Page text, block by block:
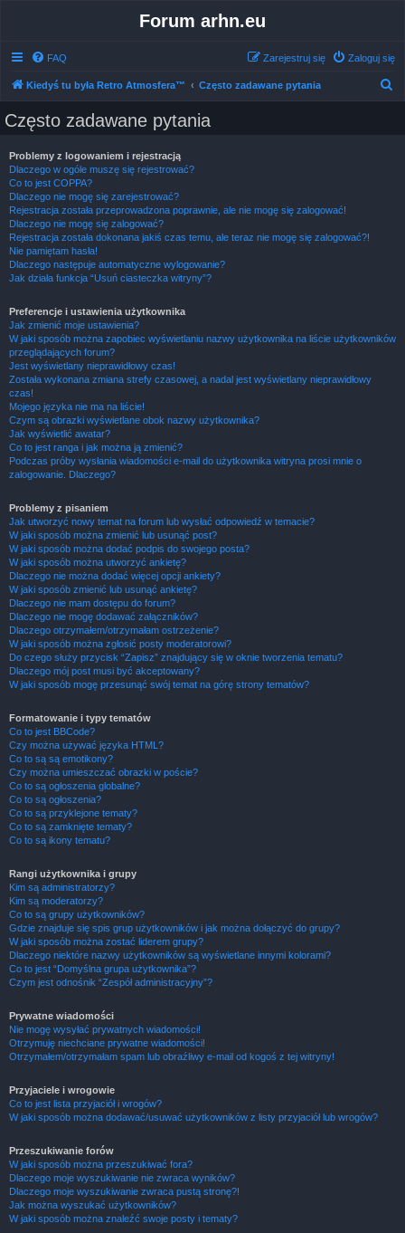
Forum arhn.eu
FAQ Zaloguj się
Zarejestruj się
Kiedyś tu była Retro Atmosfera™ Często zadawane pytania
Często zadawane pytania
Problemy z logowaniem i rejestracją
Dlaczego w ogóle muszę się rejestrować?
Co to jest COPPA?
Dlaczego nie mogę się zarejestrować?
Rejestracja została przeprowadzona poprawnie, ale nie mogę się zalogować!
Dlaczego nie mogę się zalogować?
Rejestracja została dokonana jakiś czas temu, ale teraz nie mogę się zalogować?!
Nie pamiętam hasła!
Dlaczego następuje automatyczne wylogowanie?
Jak działa funkcja “Usuń ciasteczka witryny”?
Preferencje i ustawienia użytkownika
Jak zmienić moje ustawienia?
W jaki sposób można zapobiec wyświetlaniu nazwy użytkownika na liście użytkowników
przeglądających forum?
Jest wyświetlany nieprawidłowy czas!
Została wykonana zmiana strefy czasowej, a nadal jest wyświetlany nieprawidłowy
czas!
Mojego języka nie ma na liście!
Czym są obrazki wyświetlane obok nazwy użytkownika?
Jak wyświetlić awatar?
Co to jest ranga i jak można ją zmienić?
Podczas próby wysłania wiadomości e-mail do użytkownika witryna prosi mnie o
zalogowanie. Dlaczego?
Problemy z pisaniem
Jak utworzyć nowy temat na forum lub wysłać odpowiedź w temacie?
W jaki sposób można zmienić lub usunąć post?
W jaki sposób można dodać podpis do swojego posta?
W jaki sposób można utworzyć ankietę?
Dlaczego nie można dodać więcej opcji ankiety?
W jaki sposób zmienić lub usunąć ankietę?
Dlaczego nie mam dostępu do forum?
Dlaczego nie mogę dodawać załączników?
Dlaczego otrzymałem/otrzymałam ostrzeżenie?
W jaki sposób można zgłosić posty moderatorowi?
Do czego służy przycisk “Zapisz” znajdujący się w oknie tworzenia tematu?
Dlaczego mój post musi być akceptowany?
W jaki sposób mogę przesunąć swój temat na górę strony tematów?
Formatowanie i typy tematów
Co to jest BBCode?
Czy można używać języka HTML?
Co to są są emotikony?
Czy można umieszczać obrazki w poście?
Co to są ogłoszenia globalne?
Co to są ogłoszenia?
Co to są przyklejone tematy?
Co to są zamknięte tematy?
Co to są ikony tematu?
Rangi użytkownika i grupy
Kim są administratorzy?
Kim są moderatorzy?
Co to są grupy użytkowników?
Gdzie znajduje się spis grup użytkowników i jak można dołączyć do grupy?
W jaki sposób można zostać liderem grupy?
Dlaczego niektóre nazwy użytkowników są wyświetlane innymi kolorami?
Co to jest “Domyślna grupa użytkownika”?
Czym jest odnośnik “Zespół administracyjny”?
Prywatne wiadomości
Nie mogę wysyłać prywatnych wiadomości!
Otrzymuję niechciane prywatne wiadomości!
Otrzymałem/otrzymałam spam lub obraźliwy e-mail od kogoś z tej witryny!
Przyjaciele i wrogowie
Co to jest lista przyjaciół i wrogów?
W jaki sposób można dodawać/usuwać użytkowników z listy przyjaciół lub wrogów?
Przeszukiwanie forów
W jaki sposób można przeszukiwać fora?
Dlaczego moje wyszukiwanie nie zwraca wyników?
Dlaczego moje wyszukiwanie zwraca pustą stronę?!
Jak można wyszukać użytkowników?
W jaki sposób można znaleźć swoje posty i tematy?